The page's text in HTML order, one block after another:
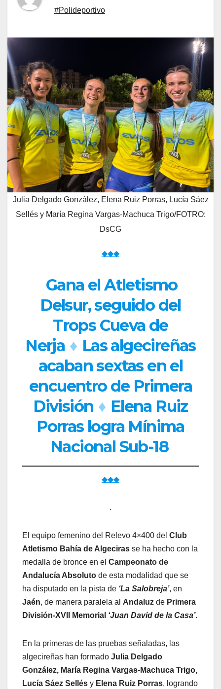
#Polideportivo
Julia Delgado González, Elena Ruiz Porras, Lucía Sáez
Sellés y María Regina Vargas-Machuca Trigo/FOTRO:
DsCG
◆◆◆
Gana el Atletismo
Delsur, seguido del
Trops Cueva de
Nerja ♦ Las algecireñas
acaban sextas en el
encuentro de Primera
División ♦ Elena Ruiz
Porras logra Mínima
Nacional Sub-18
◆◆◆
.
El equipo femenino del Relevo 4×400 del Club
Atletismo Bahía de Algeciras se ha hecho con la
medalla de bronce en el Campeonato de
Andalucía Absoluto de esta modalidad que se
ha disputado en la pista de ‘La Salobreja’, en
Jaén, de manera paralela al Andaluz de Primera
División-XVII Memorial ‘Juan David de la Casa’.
En la primeras de las pruebas señaladas, las
algecireñas han formado Julia Delgado
González, María Regina Vargas-Machuca Trigo,
Lucía Sáez Sellés y Elena Ruiz Porras, logrando